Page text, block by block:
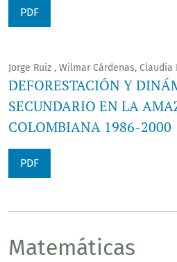
PDF
Jorge Ruiz , Wilmar Cárdenas, Claudia
DEFORESTACIÓN Y
SECUNDARIO EN LA
COLOMBIANA 1986-2000
PDF
Matemáticas